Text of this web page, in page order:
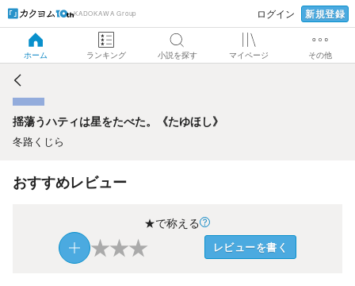
KADOKAWA Group ログイン 新規登録
ホーム ランキング 小説を探す マイページ その他
揺蕩うハティは星をたべた。《たゆほし》
揺蕩うハティは星をたべた。《たゆほし》
冬路くじら
おすすめレビュー
★で称える
★★★ レビューを書く